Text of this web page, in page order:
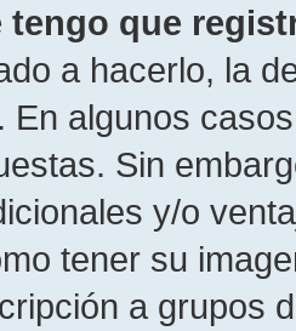
tengo que
a hacerlo, la
En algunos
Sin
y/o
tener su
a grupos